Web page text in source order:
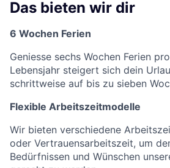
Das bieten wir dir
6 Wochen Ferien
Geniesse sechs Wochen Ferien
Lebensjahr steigert sich dein
schrittweise auf bis zu sieben
Flexible Arbeitszeitmodelle
Wir bieten verschiedene
oder Vertrauensarbeitszeit, um
Bedürfnissen und Wünschen